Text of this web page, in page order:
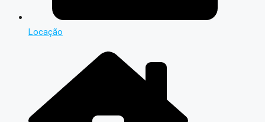
Locação